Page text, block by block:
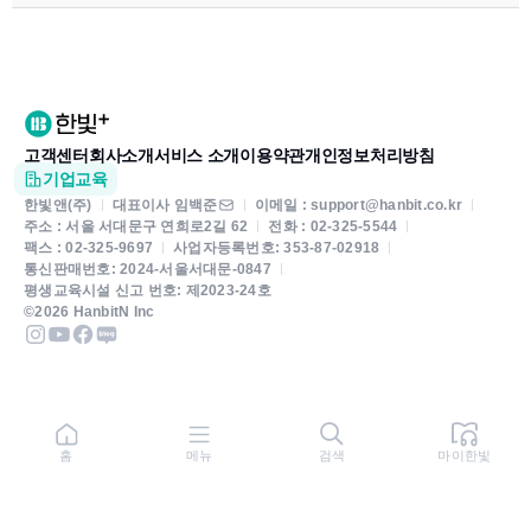
홈 메뉴 검색 마이한빛
고객센터 회사소개서비스 소개 이용약관개인정보처리방침
기업교육
한빛앤(주) 대표이사 임백준
이메일 : support@hanbit.co.kr
주소 : 서울 서대문구 연희로2길 62
전화 : 02-325-5544
팩스 : 02-325-9697
사업자등록번호: 353-87-02918
통신판매번호: 2024-서울서대문-0847
평생교육시설 신고 번호: 제2023-24호
©2026 HanbitN Inc